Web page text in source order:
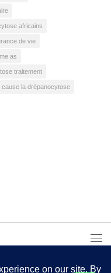
africains
de vie
as
traitement
cause la drépanocytose